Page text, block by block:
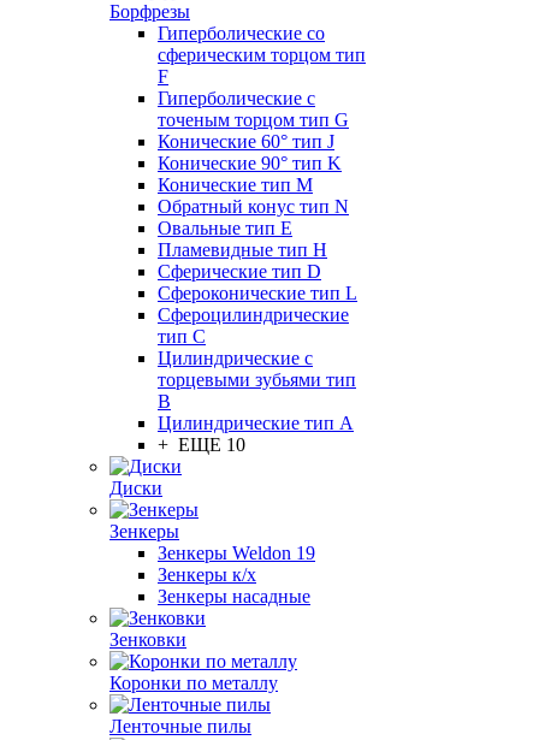
Борфрезы
Гиперболические cо
сферическим торцом тип
F
Гиперболические с
точеным торцом тип G
Конические 60° тип J
Конические 90° тип K
Конические тип M
Обратный конус тип N
Овальные тип E
Пламевидные тип H
Сферические тип D
Сфероконические тип L
Сфероцилиндрические
тип C
Цилиндрические с
торцевыми зубьями тип
B
Цилиндрические тип А
+ ЕЩЕ 10
Диски
Зенкеры
Зенкеры Weldon 19
Зенкеры к/х
Зенкеры насадные
Зенковки
Коронки по металлу
Ленточные пилы